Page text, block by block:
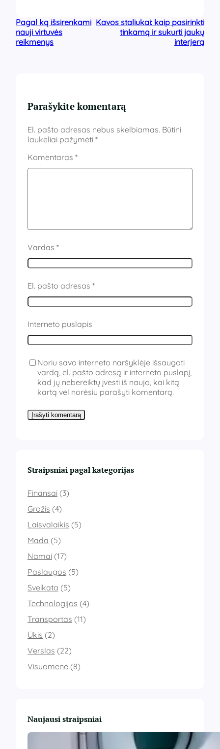
Pagal ką išsirenkami
nauji virtuvės
reikmenys
Kavos staliukai: kaip pasirinkti
tinkamą ir sukurti jaukų
interjerą
Parašykite komentarą
El. pašto adresas nebus skelbiamas. Būtini
laukeliai pažymėti *
Komentaras *
Vardas *
El. pašto adresas *
Interneto puslapis
Noriu savo interneto naršyklėje išsaugoti
vardą, el. pašto adresą ir interneto puslapį,
kad jų nebereiktų įvesti iš naujo, kai kitą
kartą vėl norėsiu parašyti komentarą.
Straipsniai pagal kategorijas
Finansai (3)
Grožis (4)
Laisvalaikis (5)
Mada (5)
Namai (17)
Paslaugos (5)
Sveikata (5)
Technologijos (4)
Transportas (11)
Ūkis (2)
Verslas (22)
Visuomenė (8)
Naujausi straipsniai